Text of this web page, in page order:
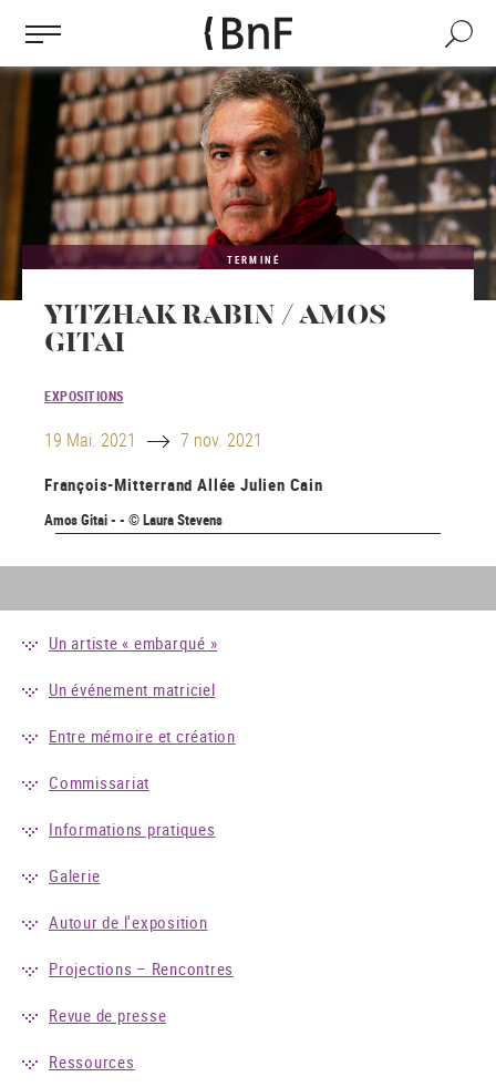
contenu
principal
Recherche
TERMINÉ
YITZHAK RABIN / AMOS
GITAI
EXPOSITIONS
19 Mai. 2021 Until 7 nov. 2021
François-Mitterrand Allée Julien Cain
Amos Gitai - - © Laura Stevens
Un artiste « embarqué »
Un événement matriciel
Entre mémoire et création
Commissariat
Informations pratiques
Galerie
Autour de l'exposition
Projections – Rencontres
Revue de presse
Ressources